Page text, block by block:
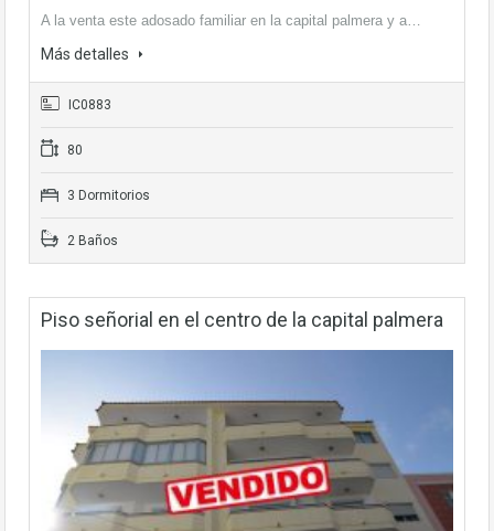
A la venta este adosado familiar en la capital palmera y a…
Más detalles
IC0883
80
3 Dormitorios
2 Baños
Piso señorial en el centro de la capital palmera